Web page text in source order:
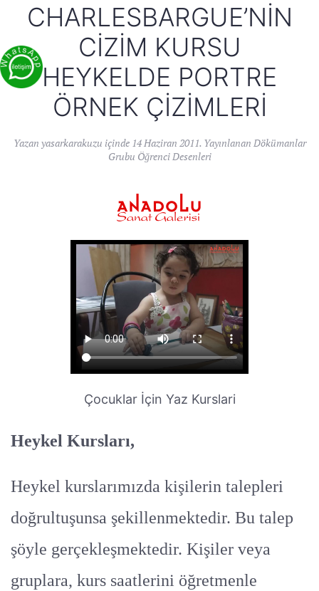
CHARLESBARGUE’NIN
CIZIM KURSU
HEYKELDE PORTRE
ÖRNEK ÇIZIMLERI
Yazan yasarkarakuzu içinde 14 Haziran 2011. Yayınlanan Dökümanlar
Grubu Öğrenci Desenleri
Çocuklar İçin Yaz Kurslari
Heykel Kursları,
Heykel kurslarımızda kişilerin talepleri
doğrultuşunsa şekillenmektedir. Bu talep
şöyle gerçekleşmektedir. Kişiler veya
gruplara, kurs saatlerini öğretmenle